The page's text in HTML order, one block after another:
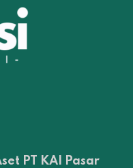
PT KAI Pasar